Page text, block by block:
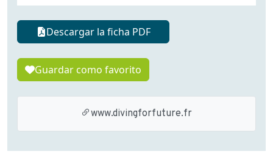
Descargar la ficha PDF
Guardar como favorito
www.divingforfuture.fr